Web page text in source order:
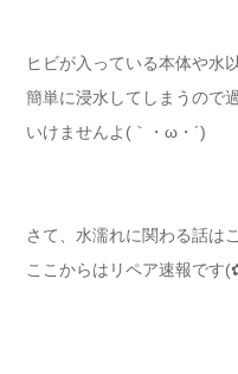
ヒビが入っている本体や水
簡単に浸水してしまうので
いけませんよ(｀・ω・´)
さて、水濡れに関わる話は
ここからはリペア速報です